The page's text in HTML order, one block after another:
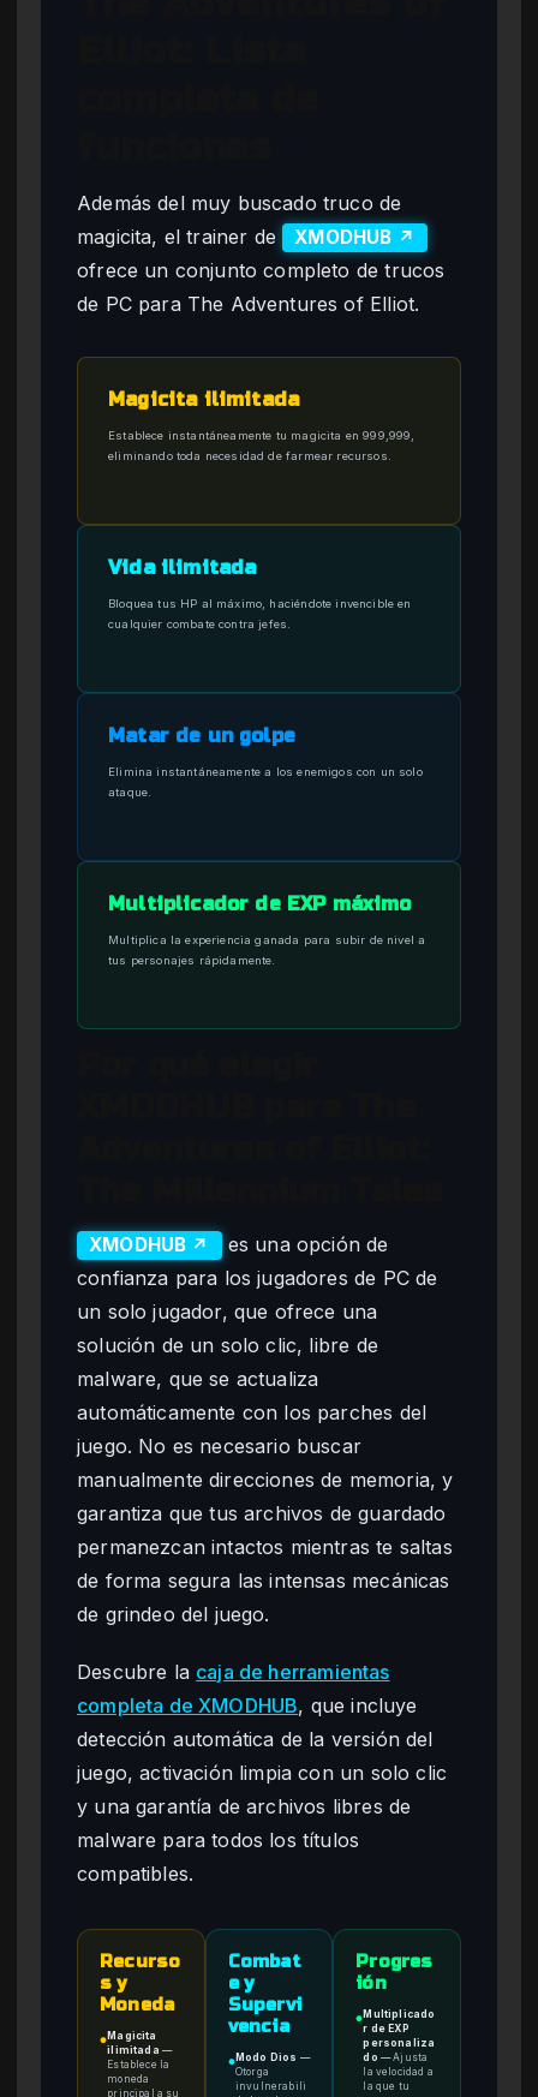
Además del muy buscado truco de
magicita, el trainer de
XMODHUB ↗
ofrece un conjunto completo de trucos
de PC para The Adventures of Elliot.
Magicita ilimitada
Establece instantáneamente tu magicita en 999,999,
eliminando toda necesidad de farmear recursos.
Vida ilimitada
Bloquea tus HP al máximo, haciéndote invencible en
cualquier combate contra jefes.
Matar de un golpe
Elimina instantáneamente a los enemigos con un solo
ataque.
Multiplicador de EXP máximo
Multiplica la experiencia ganada para subir de nivel a
tus personajes rápidamente.
XMODHUB ↗
es una opción de
confianza para los jugadores de PC de
un solo jugador, que ofrece una
solución de un solo clic, libre de
malware, que se actualiza
automáticamente con los parches del
juego. No es necesario buscar
manualmente direcciones de memoria, y
garantiza que tus archivos de guardado
permanezcan intactos mientras te saltas
de forma segura las intensas mecánicas
de grindeo del juego.
Descubre la caja de herramientas
completa de XMODHUB, que incluye
detección automática de la versión del
juego, activación limpia con un solo clic
y una garantía de archivos libres de
malware para todos los títulos
compatibles.
Recurso
s y
Moneda
● Magicita
ilimitada —
Establece la
moneda
principal a su
Combat
e y
Supervi
vencia
● Modo Dios —
Otorga
invulnerabili
Progres
ión
●Multiplicado
r de EXP
personaliza
do —Ajusta
la velocidad a
la que tu